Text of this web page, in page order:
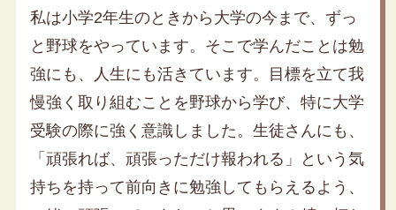
私は小学2年生のときから大学の今まで、ずっ
と野球をやっています。そこで学んだことは勉
強にも、人生にも活きています。目標を立て我
慢強く取り組むことを野球から学び、特に大学
受験の際に強く意識しました。生徒さんにも、
「頑張れば、頑張っただけ報われる」という気
持ちを持って前向きに勉強してもらえるよう、